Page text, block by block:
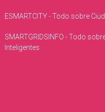
ESMARTCITY - Todo sobre
SMARTGRIDSINFO - Todo
Inteligentes